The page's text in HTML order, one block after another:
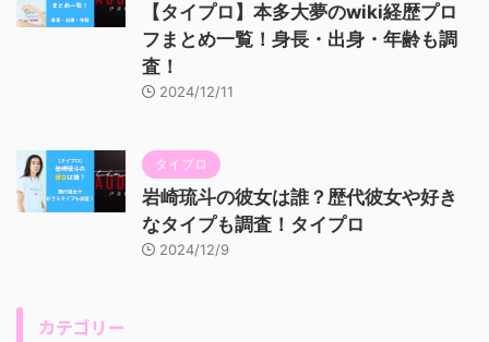
【タイプロ】本多大夢のwiki経歴プロ
フまとめ一覧！身長・出身・年齢も調
査！
2024/12/11
タイプロ
岩崎琉斗の彼女は誰？歴代彼女や好き
なタイプも調査！タイプロ
2024/12/9
カテゴリー